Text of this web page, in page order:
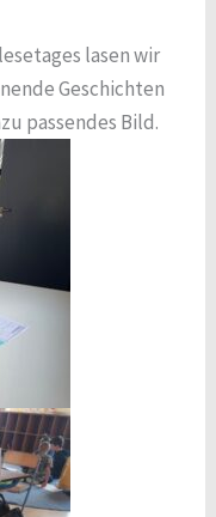
lasen wir
Geschichten
passendes Bild.